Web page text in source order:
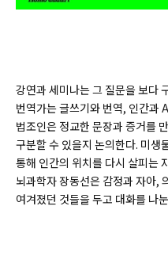
강연과 세미나는 그 질문을 보다
번역가는 글쓰기와 번역, 인간과
법조인은 정교한 문장과 증거를
구분할 수 있을지 논의한다. 미생
통해 인간의 위치를 다시 살피는
뇌과학자 장동선은 감정과 자아,
여겨졌던 것들을 두고 대화를 나